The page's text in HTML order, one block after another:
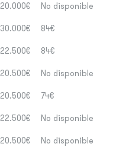
20.000€ No disponible
30.000€ 84€
22.500€ 84€
20.500€ No disponible
20.500€ 74€
22.500€ No disponible
20.500€ No disponible